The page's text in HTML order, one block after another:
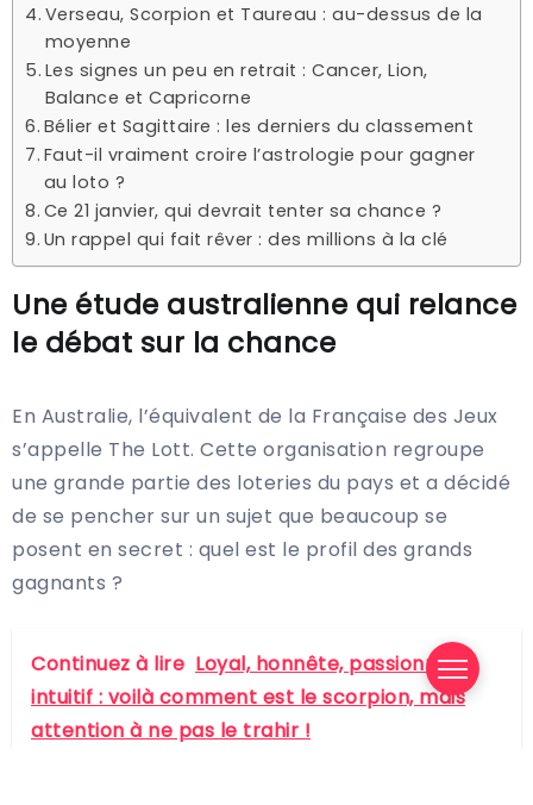
Verseau, Scorpion et Taureau : au-dessus de la
moyenne
Les signes un peu en retrait : Cancer, Lion,
Balance et Capricorne
Bélier et Sagittaire : les derniers du classement
Faut-il vraiment croire l’astrologie pour gagner
au loto ?
Ce 21 janvier, qui devrait tenter sa chance ?
Un rappel qui fait rêver : des millions à la clé
Une étude australienne qui relance
le débat sur la chance
En Australie, l’équivalent de la Française des Jeux
s’appelle The Lott. Cette organisation regroupe
une grande partie des loteries du pays et a décidé
de se pencher sur un sujet que beaucoup se
posent en secret : quel est le profil des grands
gagnants ?
Continuez à lire Loyal, honnête, passionné et
intuitif : voilà comment est le scorpion, mais
attention à ne pas le trahir !